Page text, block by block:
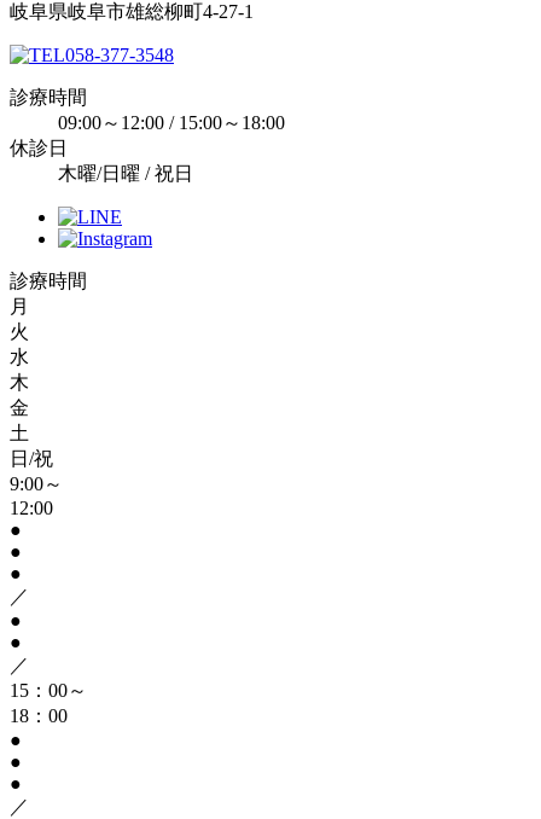
岐阜県岐阜市雄総柳町4-27-1
058-377-3548
診療時間
09:00～12:00 / 15:00～18:00
休診日
木曜/日曜 / 祝日
診療時間
月
火
水
木
金
土
日/祝
9:00～
12:00
●
●
●
／
●
●
／
15：00～
18：00
●
●
●
／